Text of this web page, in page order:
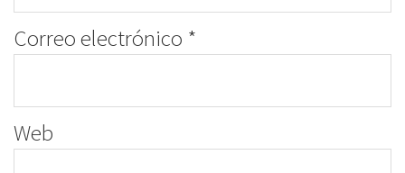
Correo electrónico *
Web